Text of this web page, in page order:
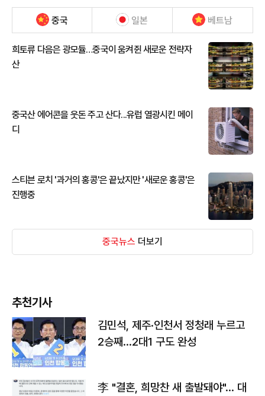
중국 일본 베트남
희토류 다음은 광모듈…중국이 움켜쥔 새로운 전략자
산
중국산 에어콘을 웃돈 주고 산다...유럽 열광시킨 메이
디
스티븐 로치 '과거의 홍콩'은 끝났지만 '새로운 홍콩'은
진행중
중국뉴스 더보기
추천기사
김민석, 제주·인천서 정청래 누르고
2승째…2대1 구도 완성
李 "결혼, 희망찬 새 출발돼야"… 대